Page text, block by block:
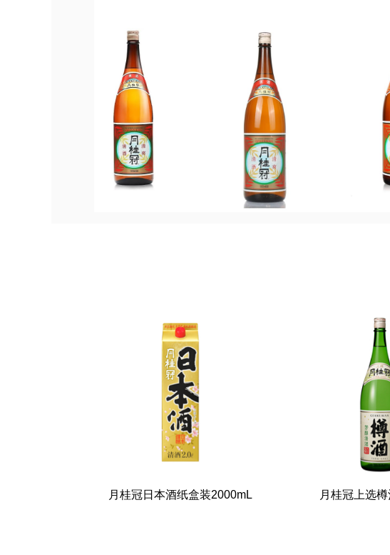
月桂冠日本酒纸盒装2000mL 月桂冠上选